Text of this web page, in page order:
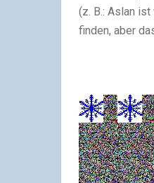
(z. B.: Aslan
finden, aber